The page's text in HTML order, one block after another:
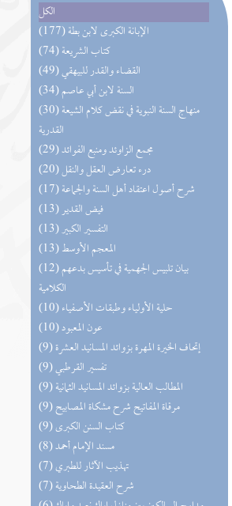
الكل
(177) الإبانة الكبرى لابن بطة
(74) كتاب الشريعة
(49) القضاء والقدر للبيهقي
(34) السنة لابن أبي عاصم
(30) منهاج السنة النبوية في نقض كلام الشيعة
القدرية
(29) مجمع الزاوئد ومنبع الفوائد
(20) درء تعارض العقل والنقل
(17) شرح أصول اعتقاد أهل السنة والجماعة
(13) فيض القدير
(13) التفسير الكبير
(13) المعجم الأوسط
(12) بيان تلبيس الجهمية في تأسيس بدعهم
الكلامية
(10) حلية الأولياء وطبقات الأصفياء
(10) عون المعبود
(9) إتحاف الخيرة المهرة بزوائد المسانيد العشرة
(9) تفسير القرطبي
(9) المطالب العالية بزوائد المسانيد الثمانية
(9) مرقاة المفاتيح شرح مشكاة المصابيح
(9) كتاب السنن الكبرى
(8) مسند الإمام أحمد
(7) تهذيب الآثار للطبري
(7) شرح العقيدة الطحاوية